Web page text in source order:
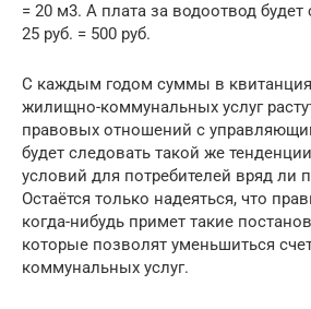
= 20 м3. А плата за водоотвод будет
25 руб. = 500 руб.
С каждым годом суммы в
жилищно-коммунальных услуг
правовых отношений с
будет следовать такой же
условий для потребителей вряд ли
Остаётся только надеяться, что
когда-нибудь примет такие
которые позволят уменьшиться
коммунальных услуг.